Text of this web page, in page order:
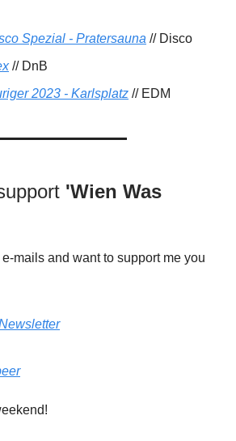
Spezial - Pratersauna // Disco
// DnB
2023 - Karlsplatz // EDM
'Wien Was
e-mails and want to support me you